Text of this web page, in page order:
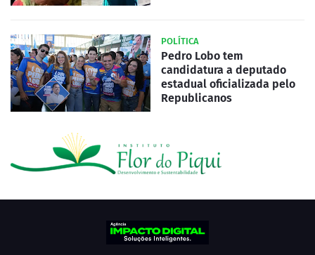
POLÍTICA
Pedro Lobo tem
candidatura a deputado
estadual oficializada pelo
Republicanos